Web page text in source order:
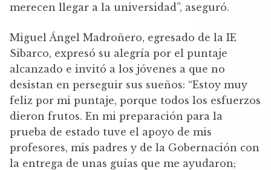
merecen llegar a la universidad”, aseguró.
Miguel Ángel Madroñero, egresado de la IE
Sibarco, expresó su alegría por el puntaje
alcanzado e invitó a los jóvenes a que no
desistan en perseguir sus sueños: “Estoy muy
feliz por mi puntaje, porque todos los esfuerzos
dieron frutos. En mi preparación para la
prueba de estado tuve el apoyo de mis
profesores, mis padres y de la Gobernación con
la entrega de unas guías que me ayudaron;